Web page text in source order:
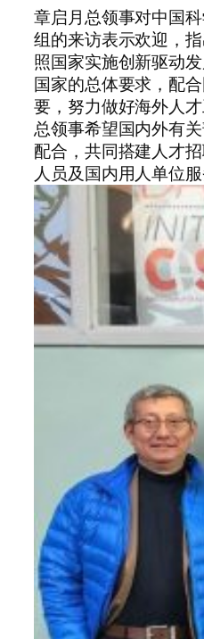
章启月总领事对中国
组的来访表示欢迎，
照国家实施创新驱动
国家的总体要求，配
要，努力做好海外人
总领事希望国内外有
配合，共同搭建人才
人员及国内用人单位服